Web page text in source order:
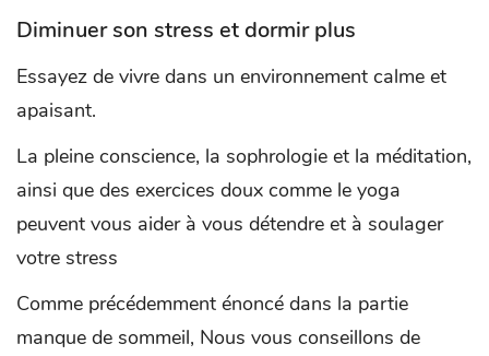
Diminuer son stress et dormir plus
Essayez de vivre dans un environnement calme et
apaisant.
La pleine conscience, la sophrologie et la méditation,
ainsi que des exercices doux comme le yoga
peuvent vous aider à vous détendre et à soulager
votre stress
Comme précédemment énoncé dans la partie
manque de sommeil, Nous vous conseillons de